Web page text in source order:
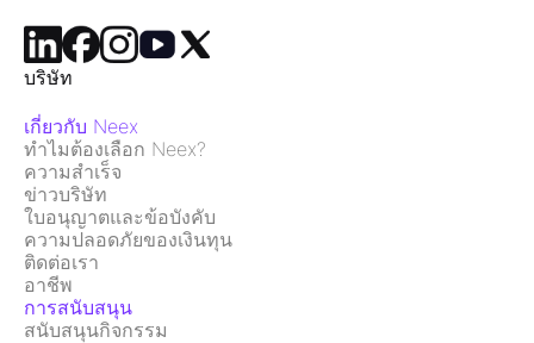
บริษัท
เกี่ยวกับ Neex
ทำไมต้องเลือก Neex?
ความสำเร็จ
ข่าวบริษัท
ใบอนุญาตและข้อบังคับ
ความปลอดภัยของเงินทุน
ติดต่อเรา
อาชีพ
การสนับสนุน
สนับสนุนกิจกรรม